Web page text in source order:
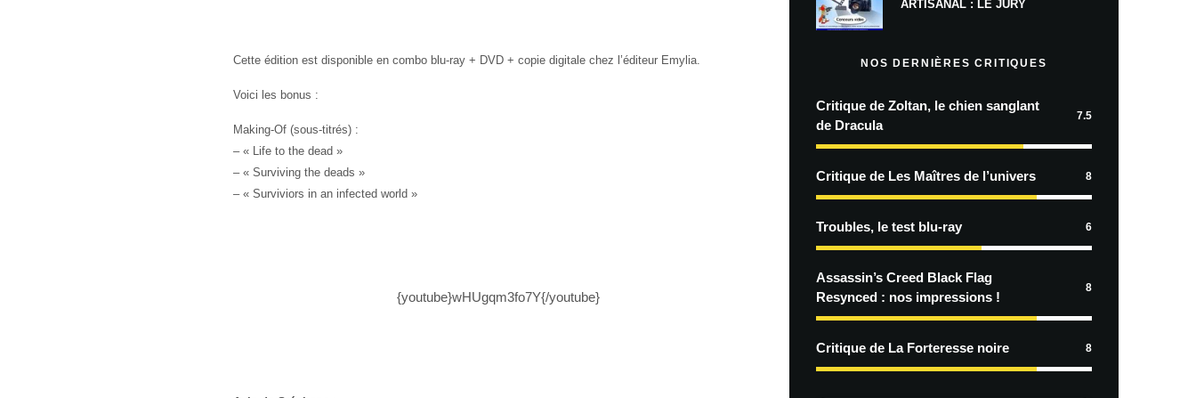
Cette édition est disponible en combo blu-ray + DVD + copie digitale chez l’éditeur Emylia.
Voici les bonus :
Making-Of (sous-titrés) :
– « Life to the dead »
– « Surviving the deads »
– « Surviviors in an infected world »
{youtube}wHUgqm3fo7Y{/youtube}
ARTISANAL : LE JURY
NOS DERNIÈRES CRITIQUES
Critique de Zoltan, le chien sanglant
de Dracula
7.5
Critique de Les Maîtres de l’univers 8
Troubles, le test blu-ray 6
Assassin’s Creed Black Flag
Resynced : nos impressions !
8
Critique de La Forteresse noire 8